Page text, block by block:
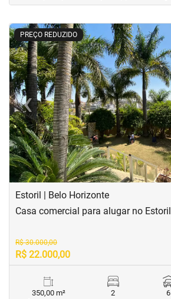
PREÇO REDUZIDO
<<<<
‹Previous
Estoril | Belo Horizonte
Casa comercial para alugar no Estoril
R$ 30.000,00
R$ 22.000,00
350,00 m²
2
6